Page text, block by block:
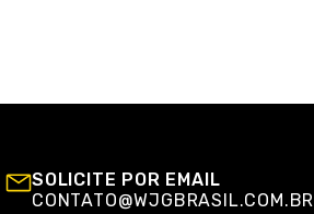
SOLICITE POR EMAIL
CONTATO@WJGBRASIL.COM.BR